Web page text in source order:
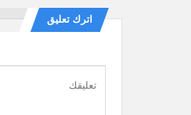
اترك تعليق